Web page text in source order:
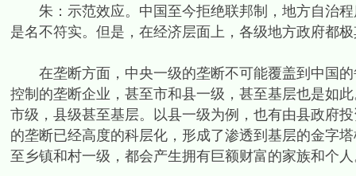
朱：示范效应。中国至今拒绝联邦制，地方自治程
是名不符实。但是，在经济层面上，各级地方政府都
在垄断方面，中央一级的垄断不可能覆盖到中国的
控制的垄断企业，甚至市和县一级，甚至基层也是如
市级，县级甚至基层。以县一级为例，也有由县政府
的垄断已经高度的科层化，形成了渗透到基层的金字
至乡镇和村一级，都会产生拥有巨额财富的家族和个